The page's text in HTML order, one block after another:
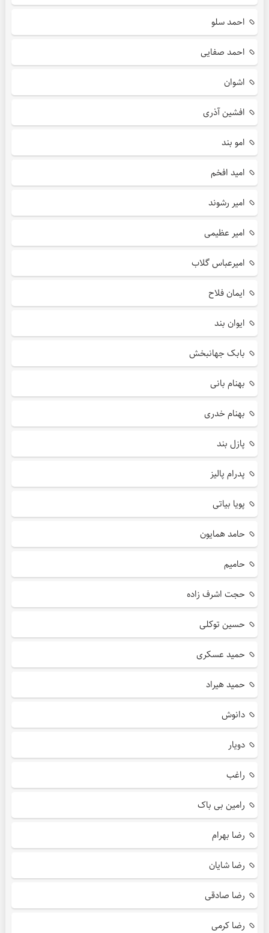
احمد سلو
احمد صفایی
اشوان
افشین آذری
امو بند
امید افخم
امیر رشوند
امیر عظیمی
امیرعباس گلاب
ایمان فلاح
ایوان بند
بابک جهانبخش
بهنام بانی
بهنام خدری
پازل بند
پدرام پالیز
پویا بیاتی
حامد همایون
حامیم
حجت اشرف زاده
حسین توکلی
حمید عسکری
حمید هیراد
دانوش
دویار
راغب
رامین بی باک
رضا بهرام
رضا شایان
رضا صادقی
رضا کرمی